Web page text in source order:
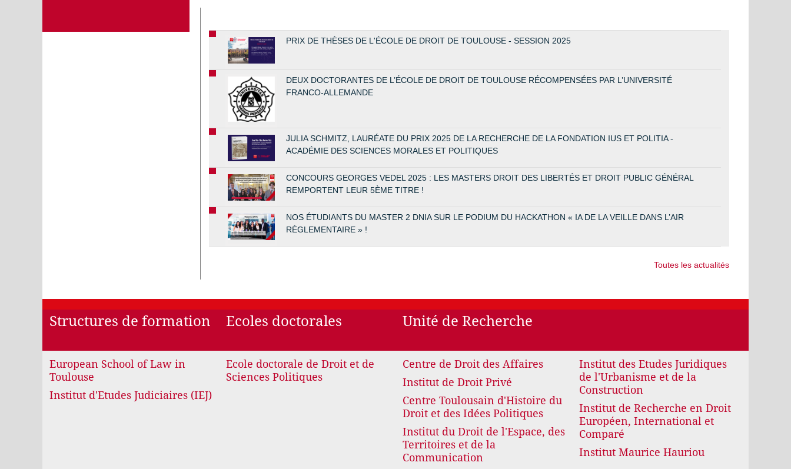
PRIX DE THÈSES DE L'ÉCOLE DE DROIT DE TOULOUSE - SESSION 2025
DEUX DOCTORANTES DE L’ÉCOLE DE DROIT DE TOULOUSE RÉCOMPENSÉES PAR L’UNIVERSITÉ
FRANCO-ALLEMANDE
JULIA SCHMITZ, LAURÉATE DU PRIX 2025 DE LA RECHERCHE DE LA FONDATION IUS ET POLITIA -
ACADÉMIE DES SCIENCES MORALES ET POLITIQUES
CONCOURS GEORGES VEDEL 2025 : LES MASTERS DROIT DES LIBERTÉS ET DROIT PUBLIC GÉNÉRAL
REMPORTENT LEUR 5ÈME TITRE !
NOS ÉTUDIANTS DU MASTER 2 DNIA SUR LE PODIUM DU HACKATHON « IA DE LA VEILLE DANS L’AIR
RÈGLEMENTAIRE » !
Toutes les actualités
Structures de formation
European School of Law in
Toulouse
Institut d'Etudes Judiciaires (IEJ)
Ecoles doctorales
Ecole doctorale de Droit et de
Sciences Politiques
Unité de Recherche
Centre de Droit des Affaires
Institut de Droit Privé
Centre Toulousain d'Histoire du
Droit et des Idées Politiques
Institut du Droit de l'Espace, des
Territoires et de la
Communication
Institut des Etudes Juridiques
de l'Urbanisme et de la
Construction
Institut de Recherche en Droit
Européen, International et
Comparé
Institut Maurice Hauriou